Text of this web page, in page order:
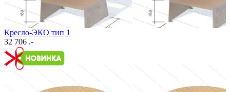
Кресло-ЭКО тип 1
32 706 .-